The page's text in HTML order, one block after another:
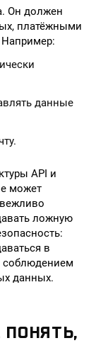
Он должен
платёжными
данные
API и
может
ложную
в
соблюдением
данных.